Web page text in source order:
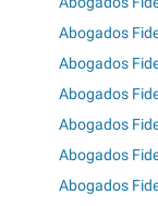
Abogados
Abogados
Abogados
Abogados
Abogados
Abogados